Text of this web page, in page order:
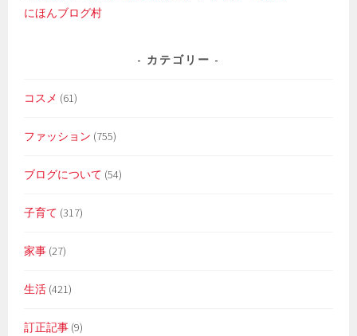
にほんブログ村
カテゴリー
コスメ (61)
ファッション (755)
ブログについて (54)
子育て (317)
家事 (27)
生活 (421)
訂正記事 (9)